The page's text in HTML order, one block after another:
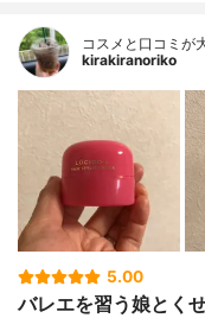
コスメと口コミが
kirakiranoriko
5.00
バレエを習う娘とく